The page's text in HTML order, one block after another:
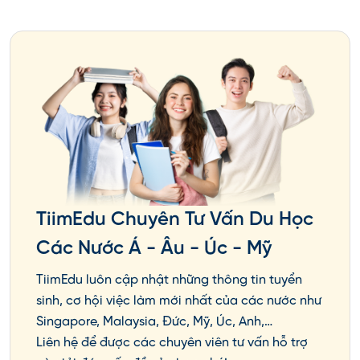
năm.
Người đương đơn sẽ không được phép mang
theo trẻ em đi theo
Những công dân chưa từng nhập cảnh tại
Australia bằng visa 462
TiimEdu Chuyên Tư Vấn Du Học
Các Nước Á - Âu - Úc - Mỹ
TiimEdu luôn cập nhật những thông tin tuyển
sinh, cơ hội việc làm mới nhất của các nước như
Singapore, Malaysia, Đức, Mỹ, Úc, Anh,…
Liên hệ để được các chuyên viên tư vấn hỗ trợ